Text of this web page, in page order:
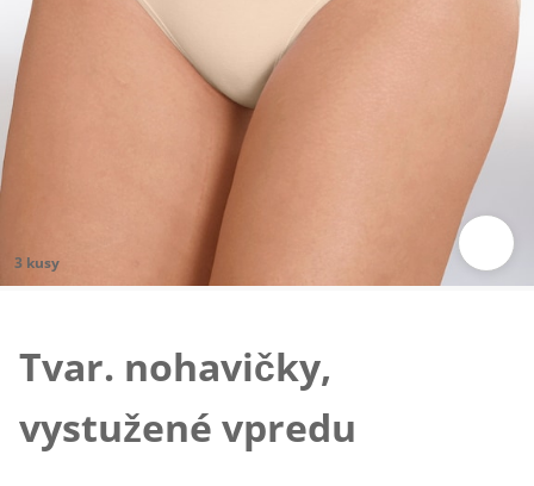
3 kusy
Tvar. nohavičky,
vystužené vpredu